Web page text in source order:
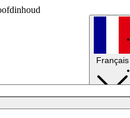
Français